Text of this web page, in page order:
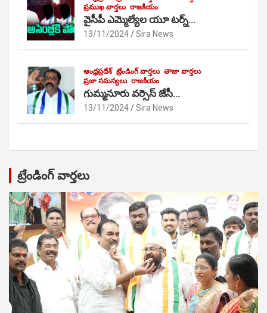
ప్రముఖ వార్తలు రాజకీయం
వైసీపీ ఎమ్మెల్యేల యూ టర్న్…
13/11/2024 Sira News
ఆంధ్రప్రదేశ్ ట్రేండింగ్ వార్తలు తాజా వార్తలు
ప్రజా సమస్యలు రాజకీయం
గుమ్మనూరు వర్సెస్ జేసీ…
13/11/2024 Sira News
ట్రేండింగ్ వార్తలు